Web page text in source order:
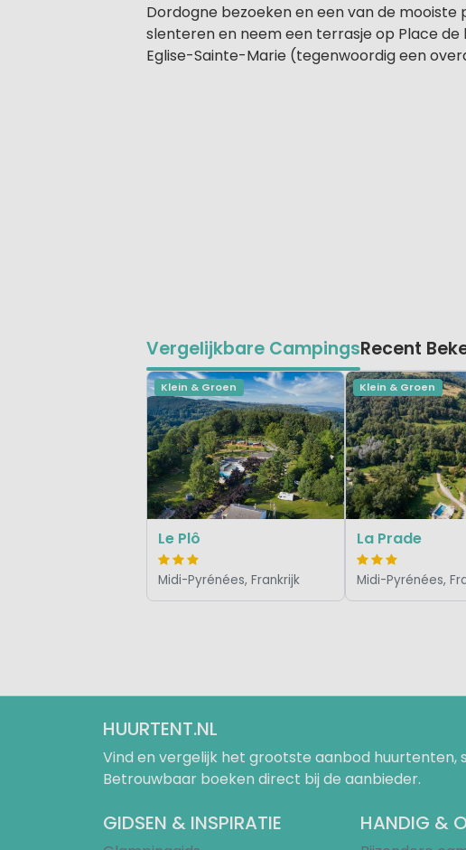
Dordogne bezoeken en een van de mooiste
slenteren en neem een terrasje op Place
Eglise-Sainte-Marie (tegenwoordig een
Vergelijkbare CampingsRecent
Klein & Groen
Le Plô
Midi-Pyrénées, Frankrijk
Klein & Groen
La Prade
Midi-Pyrénées,
HUURTENT.NL
Vind en vergelijk het grootste aanbod
Betrouwbaar boeken direct bij de aanbieder.
GIDSEN & INSPIRATIE HANDIG &